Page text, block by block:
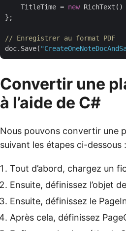
    TitleTime =
new RichText()
};
// Enregistrer au format PDF
doc.Save(
Convertir une
à l’aide de C#
Nous pouvons convertir une
suivant les étapes ci-dessous :
Tout d’abord, chargez un
Ensuite, définissez l’objet
Ensuite, définissez le
Après cela, définissez